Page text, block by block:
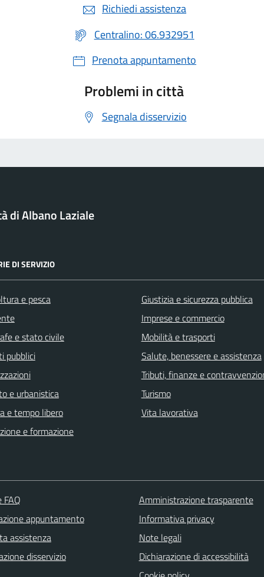
Richiedi assistenza
Centralino: 06.932951
Prenota appuntamento
Problemi in città
Segnala disservizio
di Albano Laziale
DI SERVIZIO
e pesca
e stato civile
pubblici
e urbanistica
e tempo libero
e formazione
Giustizia e sicurezza pubblica
Imprese e commercio
Mobilità e trasporti
Salute, benessere e assistenza
Tributi, finanze e
Turismo
Vita lavorativa
FAQ
appuntamento
assistenza
disservizio
Amministrazione trasparente
Informativa privacy
Note legali
Dichiarazione di accessibilità